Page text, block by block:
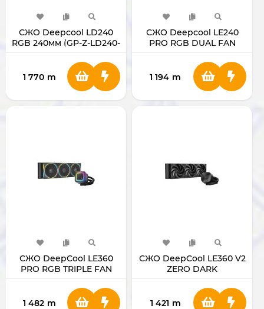
СЖО Deepcool LD240
RGB 240мм (GP-Z-LD240-
1 770 m
СЖО Deepcool LE240
PRO RGB DUAL FAN
1 194 m
СЖО DeepCool LE360
PRO RGB TRIPLE FAN
1 482 m
СЖО DeepCool LE360 V2
ZERO DARK
1 421 m